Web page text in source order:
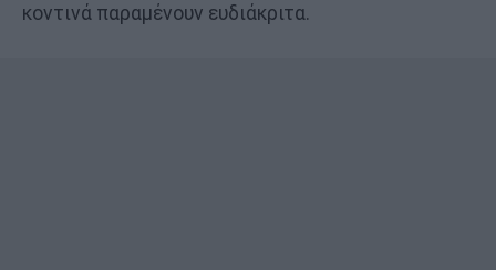
κοντινά παραμένουν ευδιάκριτα.